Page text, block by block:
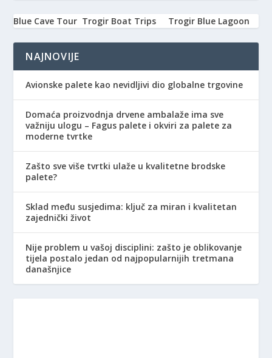
Blue Cave Tour Trogir Boat Trips Trogir Blue Lagoon
NAJNOVIJE
Avionske palete kao nevidljivi dio globalne trgovine
Domaća proizvodnja drvene ambalaže ima sve
važniju ulogu – Fagus palete i okviri za palete za
moderne tvrtke
Zašto sve više tvrtki ulaže u kvalitetne brodske
palete?
Sklad među susjedima: ključ za miran i kvalitetan
zajednički život
Nije problem u vašoj disciplini: zašto je oblikovanje
tijela postalo jedan od najpopularnijih tretmana
današnjice